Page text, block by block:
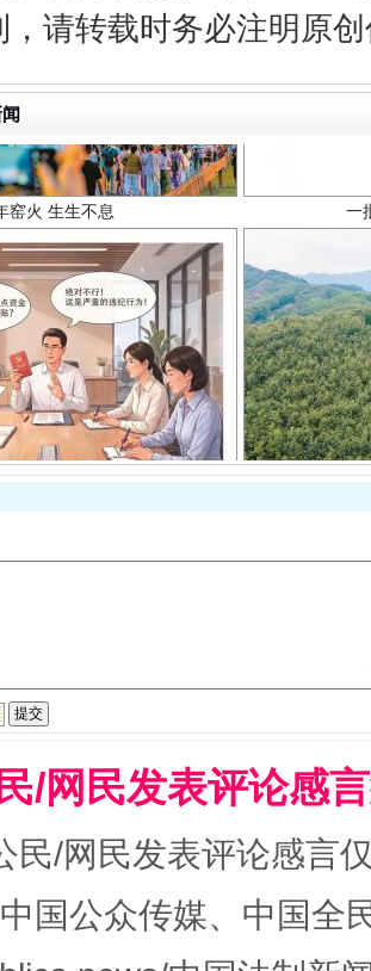
，请转载时务必注明原
金库”的免责幌子
！段成刚被判无期 从幼
/网民发表评论感
民/网民发表评论感言
国公众传媒、中国全